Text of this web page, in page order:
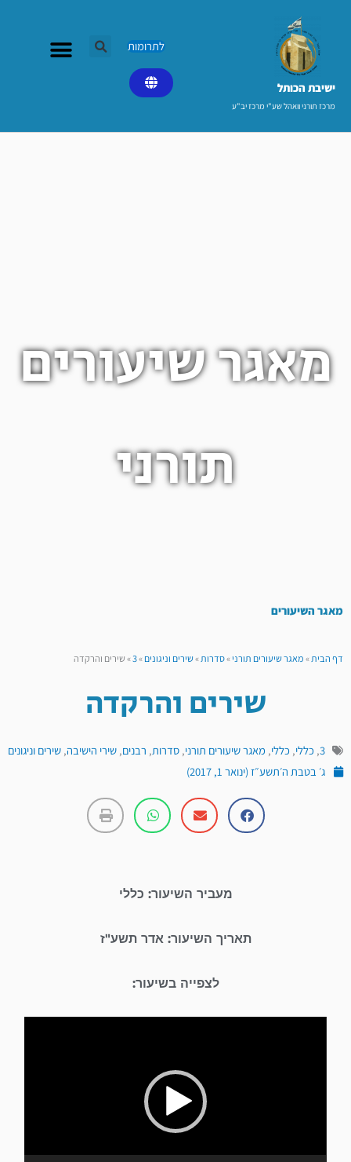
ישיבת הכותל​
מרכז תורני וואהל שע"י מרכז יב"ע
לתרומות
מאגר שיעורים
תורני
מאגר השיעורים
דף הבית»מאגר שיעורים תורני»סדרות»שירים וניגונים»
3
»שירים והרקדה
שירים והרקדה
3
, כללי, כללי, מאגר שיעורים תורני, סדרות, רבנים, שירי הישיבה, שירים וניגונים
ג׳ בטבת ה׳תשע״ז (ינואר 1, 2017)
מעביר השיעור: כללי
תאריך השיעור: אדר תשע"ז
לצפייה בשיעור: